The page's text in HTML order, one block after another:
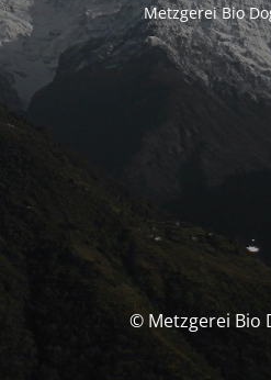
Metzgerei Bio
© Metzgerei Bio